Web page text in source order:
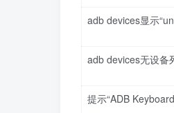
adb devices显示
adb devices无设备
提示“ADB